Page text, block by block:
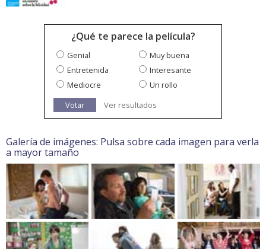
¿Qué te parece la película?
Genial
Muy buena
Entretenida
Interesante
Mediocre
Un rollo
Votar
Ver resultados
Galería de imágenes: Pulsa sobre cada imagen para verla
a mayor tamaño